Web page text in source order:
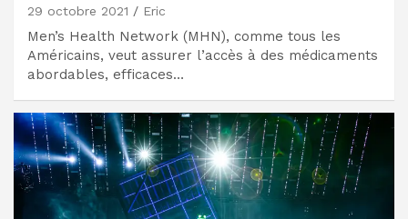
29 octobre 2021 Eric
Men’s Health Network (MHN), comme tous les
Américains, veut assurer l’accès à des médicaments
abordables, efficaces…